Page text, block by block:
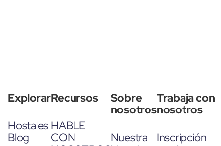
Explorar
Hostales
Blog
Recursos
HABLE
CON
Sobre
nosotros
Nuestra
Trabaja con
nosotros
Inscripción